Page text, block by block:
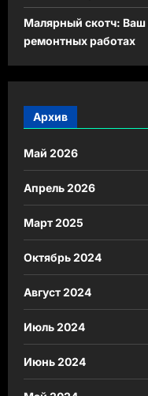
Малярный скотч:
ремонтных работах
Архив
Май 2026
Апрель 2026
Март 2025
Октябрь 2024
Август 2024
Июль 2024
Июнь 2024